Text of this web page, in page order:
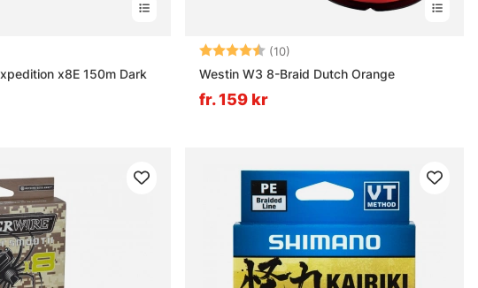
x8E 150m Dark
Betyg: (10)
Westin W3 8-Braid Dutch Orange
fr. 159 kr